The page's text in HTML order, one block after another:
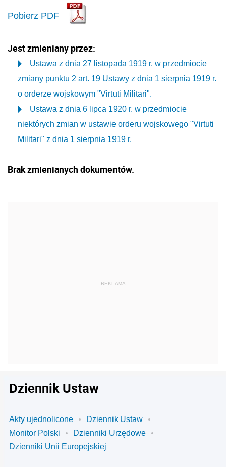
Pobierz PDF
Jest zmieniany przez:
Ustawa z dnia 27 listopada 1919 r. w przedmiocie
zmiany punktu 2 art. 19 Ustawy z dnia 1 sierpnia 1919 r.
o orderze wojskowym "Virtuti Militari".
Ustawa z dnia 6 lipca 1920 r. w przedmiocie
niektórych zmian w ustawie orderu wojskowego "Virtuti
Militari" z dnia 1 sierpnia 1919 r.
Brak zmienianych dokumentów.
Dziennik Ustaw
Akty ujednolicone
Dziennik Ustaw
Monitor Polski
Dzienniki Urzędowe
Dzienniki Unii Europejskiej